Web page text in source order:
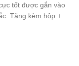
tốt được gắn vào
Tặng kèm hộp +